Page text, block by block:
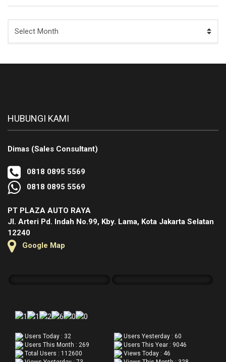
HUBUNGI KAMI
Dimas (Sales Consultant)
0818 0895 5569
0818 0895 5569
PT PLAZA AUTO RAYA
Jl. Arteri Pd. Indah No.99, Kby. Lama, Kota Jakarta Selatan
12240
Google Map
Users Today : 32
Users Yesterday : 60
Users This Month : 269
Users This Year : 9046
Total Users : 112600
Views Today : 46